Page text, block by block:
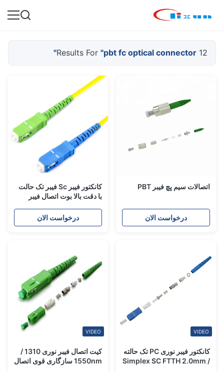
12 Results For
"pbt fc optical connector"
اتصالات سیم پچ فیبر PBT
درخواست الان
کانکتور فیبر Sc فیبر تک حالت
با دقت بالا بوت اتصال فیبر
درخواست الان
VIDEO
کانکتور فیبر نوری PC تک حالته
Simplex SC FTTH 2.0mm /
VIDEO
کیت اتصال فیبر نوری 1310 /
1550nm سازگاری قوی اتصال